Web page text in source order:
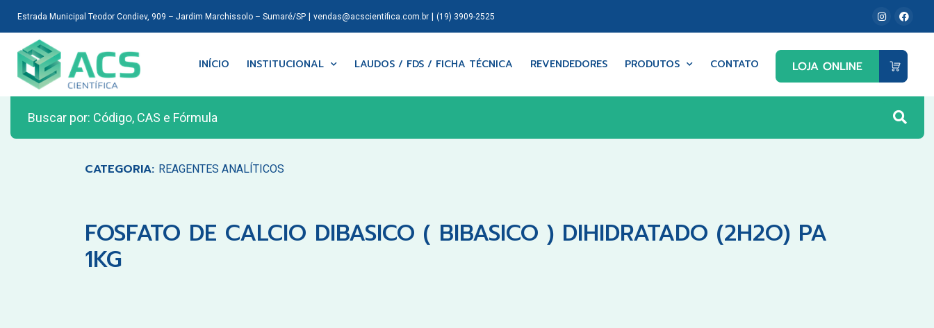
Estrada Municipal Teodor Condiev, 909 – Jardim Marchissolo – Sumaré/SP| vendas@acscientifica.com.br| (19) 3909-2525
INÍCIO INSTITUCIONAL LAUDOS / FDS / FICHA TÉCNICA REVENDEDORES PRODUTOS CONTATO
CATEGORIA: REAGENTES ANALÍTICOS
FOSFATO DE CALCIO DIBASICO ( BIBASICO ) DIHIDRATADO (2H2O) PA
1KG